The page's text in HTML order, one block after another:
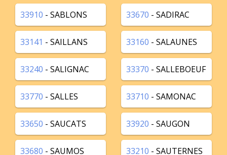
33910 - SABLONS 33670 - SADIRAC
33141 - SAILLANS 33160 - SALAUNES
33240 - SALIGNAC 33370 - SALLEBOEUF
33770 - SALLES 33710 - SAMONAC
33650 - SAUCATS 33920 - SAUGON
33680 - SAUMOS 33210 - SAUTERNES